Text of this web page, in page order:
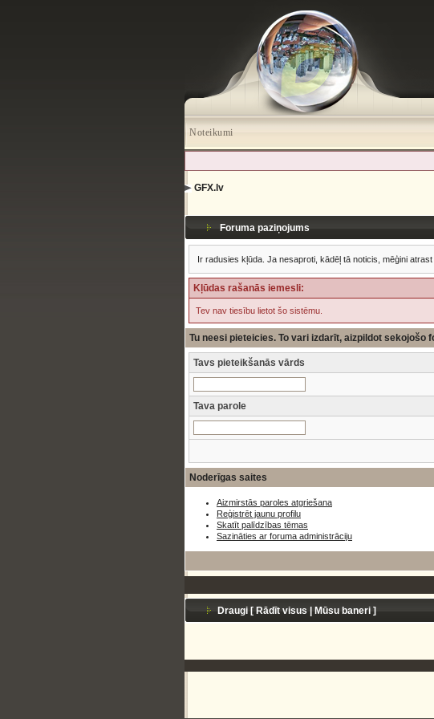
Noteikumi
GFX.lv
Foruma paziņojums
Ir radusies kļūda. Ja nesaproti, kādēļ tā noticis, mēģini
Kļūdas rašanās iemesli:
Tev nav tiesību lietot šo sistēmu.
Tu neesi pieteicies. To vari izdarīt, aizpildot sekojošo
Tavs pieteikšanās vārds
Tava parole
Noderīgas saites
Aizmirstās paroles atgriešana
Reģistrēt jaunu profilu
Skatīt palīdzības tēmas
Sazināties ar foruma administrāciju
Draugi [ Rādīt visus Mūsu baneri ]